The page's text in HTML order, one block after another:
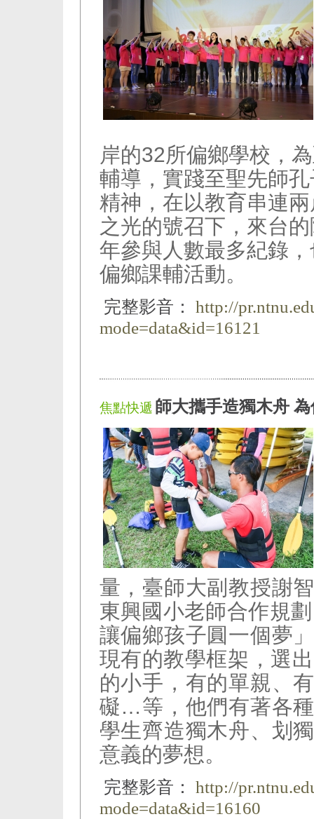
岸的32所偏鄉學校，
輔導，實踐至聖先師
精神，在以教育串連
之光的號召下，來台
年參與人數最多紀錄
偏鄉課輔活動。
完整影音：
http://
mode=data&id=16121
焦點快遞 師大攜手造獨木舟
量，臺師大副教授謝
東興國小老師合作規
讓偏鄉孩子圓一個夢
現有的教學框架，選
的小手，有的單親、
礙…等，他們有著各
學生齊造獨木舟、划
意義的夢想。
完整影音：
http://
mode=data&id=16160